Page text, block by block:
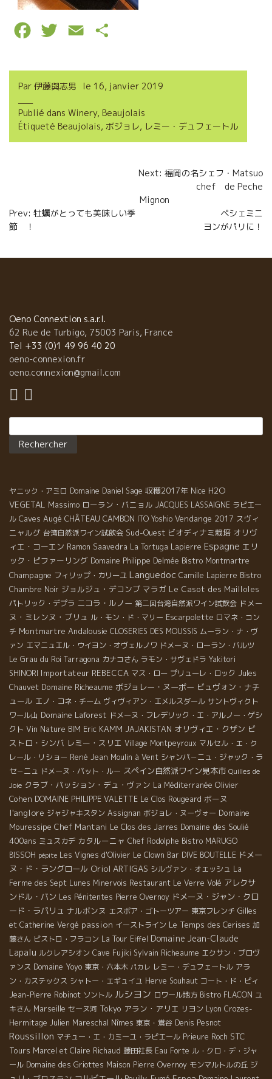
c
b
o
i
t
e
a
l
r
a
g
Par 伊藤與志男 le 16, janvier 2019
Publié dans Winery, Beaujolais
Étiqueté Beaujolais, ボジョレ, レミー・デュフェートル
l’article
Prev: 牡蠣がとっても美味しい季
節 ！
Next: 福岡の名シェフ・Matsuo
chef de Peche
Mignon
ペシェミニ
ヨンがパリに！
Oeno Connextion s.a.r.l.
62 Rue de Turbigo, 75003 Paris, France
Tel +33 (0)1 49 96 40 20
oeno-connexion.fr
oeno.connexion@gmail.com
ヤニック・アミロ Domaine Daniel Sage 収穫2017年 Nice H2O
VEGETAL Massimo ローラン・バニョル JACQUES LASSAIGNE ラピエー
ル Caves Augé CHÂTEAU CAMBON ITO Yoshio Vendange 2017 スヴィ
ニャルグ 台湾自然派ワイン試飲会 Sud-Ouest ビオディナミ栽培 オリヴ
ィエ・コーエン Ramon Saavedra La Tortuga Lapierre Espagne エリ
ック・ピファーリング Domaine Philippe Delmée Bistro Montmartre
Champagne フィリップ・カリーユ Languedoc Camille Lapierre Bistro
Chambre Noir ジョルジュ・デコンブ マラガ Le Casot des Mailloles
パトリック・デプラ ニコラ・ルノー 第二回台湾自然派ワイン試飲会 ドメー
ヌ・ミレンヌ・ブリュ ル・モン・ド・マリー Escarpolette ロマネ・コン
チ Montmartre Andalousie CLOSERIES DES MOUSSIS ムーラン・ナ・ヴ
ァン エマニュエル・ウイヨン・オヴェルノワ ドメーヌ・ローラン・バルツ
Le Grau du Roi Tarragona カナコさん ラモン・サヴェドラ Yakitori
SHINORI Importateur REBECCA マス・ロー プリューレ・ロック Jules
Chauvet Domaine Richeaume ボジョレー・ヌーボー ビュヴォン・ナチ
ュール エノ・コネ・チーム ヴィヴィアン・エメルスダール サントヴィクト
ワール山 Domaine Laforest ドメーヌ・フレデリック・エ・アルノー・ゲシ
クト Vin Nature BIM Eric KAMM JAJAKISTAN オリヴィエ・クザン ビ
ストロ・シンバ レミー・スリエ Village Montpeyroux マルセル・エ・ク
レール・リショー René Jean Moulin à Vent シャンパ－ニュ・ジャック・ラ
セ－ニュ ドメーヌ・パット・ルー スペイン自然派ワイン見本市 Quilles de
Joie クラブ・パッション・デュ・ヴァン La Méditerranée Olivier
Cohen DOMAINE PHILIPPE VALETTE Le Clos Rougeard ボーヌ
l'anglore ジャジャキスタン Assignan ボジョレ・ヌーヴォー Domaine
Mouressipe Chef Mantani Le Clos des Jarres Domaine des Soulié
400ans ミュスカデ カタルーニャ Chef Rodolphe Bistro MARUGO
BISSOH pépite Les Vignes d'Olivier Le Clown Bar DIVE BOUTELLE ドメー
ヌ・ド・ラングロール Oriol ARTIGAS シルヴァン・オエッシュ La
Ferme des Sept Lunes Minervois Restaurant Le Verre Volé アレクサ
ンドル・バン Les Pénitentes Pierre Overnoy ドメーヌ・ジャン・クロ
ード・ラパリュ ナルボンヌ エスポア・ゴトーツアー 東京フレンチ Gilles
et Catherine Vergé passion イーストライン Le Temps des Cerises 加
藤さん ビストロ・フラコン La Tour Eiffel Domaine Jean-Claude
Lapalu ルクレアシオン Cave Fujiki Sylvain Richeaume エクサン・プロヴ
ァンス Domaine Yoyo 東京・六本木 パカレ レミー・デュフェートル アラ
ン・カステックス シャトー・エギュイユ Herve Souhaut コート・ド・ピィ
Jean-Pierre Robinot ソントル ルシヨン ロワール地方 Bistro FLACON ユ
キさん Marseille セーヌ河 Tokyo アラン・アリエ リヨン Lyon Crozes-
Hermitage Julien Mareschal Nîmes 東京・鴬谷 Denis Pesnot
Roussillon マチュー・エ・カミーユ・ラピエール Prieure Roch STC
Tours Marcel et Claire Richaud 藤田社長 Eau Forte ル・クロ・デ・ジャ
ール Domaine des Griottes Maison Pierre Overnoy モンマルトルの丘 ジ